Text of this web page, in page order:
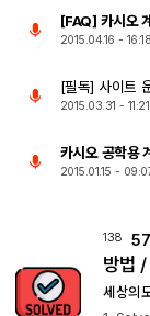
[FAQ] 카시오
2015.04.16 - 16:18
2015.03.31 - 11:21
카시오 공학용
2015.01.15 -
138
방법 /
세상의